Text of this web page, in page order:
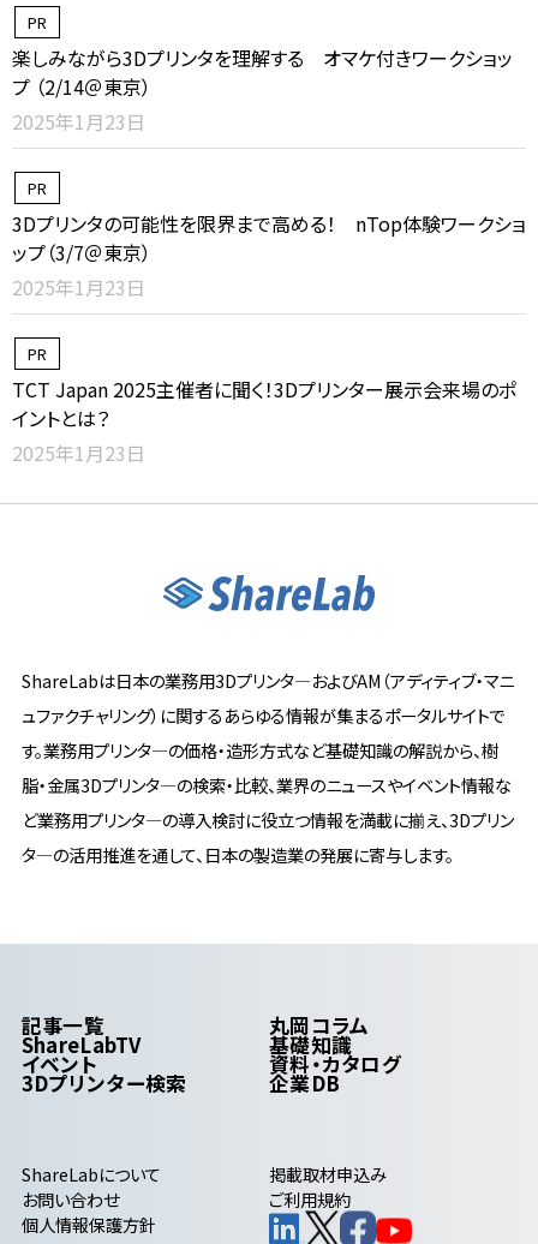
PR
楽しみながら3Dプリンタを理解する オマケ付きワークショッ
プ （2/14＠東京）
2025年1月23日
PR
3Dプリンタの可能性を限界まで高める！ nTop体験ワークショ
ップ（3/7＠東京）
2025年1月23日
PR
TCT Japan 2025主催者に聞く！3Dプリンター展示会来場のポ
イントとは？
2025年1月23日
ShareLabは日本の業務用3Dプリンタ―およびAM（アディティブ・マニ
ュファクチャリング）に関するあらゆる情報が集まるポータルサイトで
す。業務用プリンタ―の価格・造形方式など基礎知識の解説から、樹
脂・金属3Dプリンタ―の検索・比較、業界のニュースやイベント情報な
ど業務用プリンタ―の導入検討に役立つ情報を満載に揃え、3Dプリン
タ―の活用推進を通して、日本の製造業の発展に寄与します。
記事一覧 丸岡コラム
ShareLabTV 基礎知識
イベント 資料・カタログ
3Dプリンター検索 企業DB
ShareLabについて
掲載取材申込み
お問い合わせ
ご利用規約
個人情報保護方針